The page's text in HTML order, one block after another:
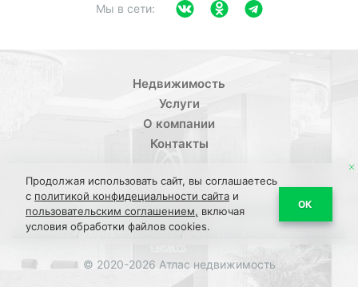
Мы в сети:
Недвижимость
Услуги
О компании
Контакты
© 2020-2026 Атлас недвижимость
Политика конфиденциальности/Пользовательское
соглашение/ПДН Соглашение/Обратная связь Соглашение
Продолжая использовать сайт, вы соглашаетесь
с политикой конфидециальности сайта и
пользовательским соглашением, включая
условия обработки файлов cookies.
ОК